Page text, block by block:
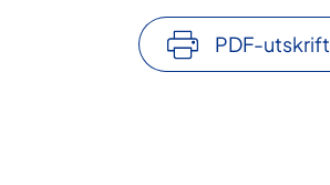
PDF-utskrift